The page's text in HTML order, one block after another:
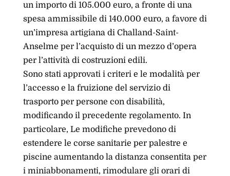
un importo di 105.000 euro, a fronte di una
spesa ammissibile di 140.000 euro, a favore di
un’impresa artigiana di Challand-Saint-
Anselme per l’acquisto di un mezzo d’opera
per l’attività di costruzioni edili.
Sono stati approvati i criteri e le modalità per
l’accesso e la fruizione del servizio di
trasporto per persone con disabilità,
modificando il precedente regolamento. In
particolare, Le modifiche prevedono di
estendere le corse sanitarie per palestre e
piscine aumentando la distanza consentita per
i miniabbonamenti, rimodulare gli orari di